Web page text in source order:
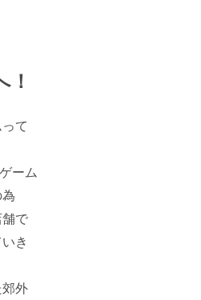
て
ーム
で
き
外